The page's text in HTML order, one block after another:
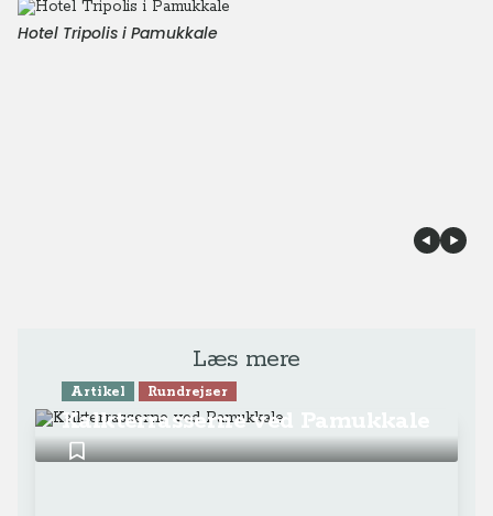
Hotel Tripolis i Pamukkale
Læs mere
Artikel Rundrejser
Kalkterrasserne ved Pamukkale